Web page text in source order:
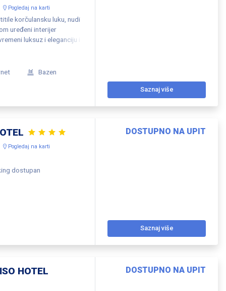
Pogledaj na karti
korčulansku luku, nudi
uređeni interijer
luksuz i eleganciju i
hladovini krošnji starih
Bazen
Saznaj više
Pogledaj na karti
dostupan
DOSTUPNO NA UPIT
Saznaj više
HOTEL DOSTUPNO NA UPIT